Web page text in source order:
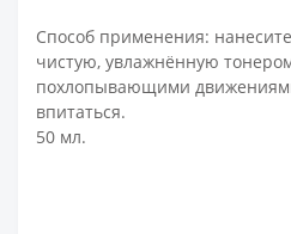
Способ применения:
чистую, увлажнённую
похлопывающими
впитаться.
50 мл.